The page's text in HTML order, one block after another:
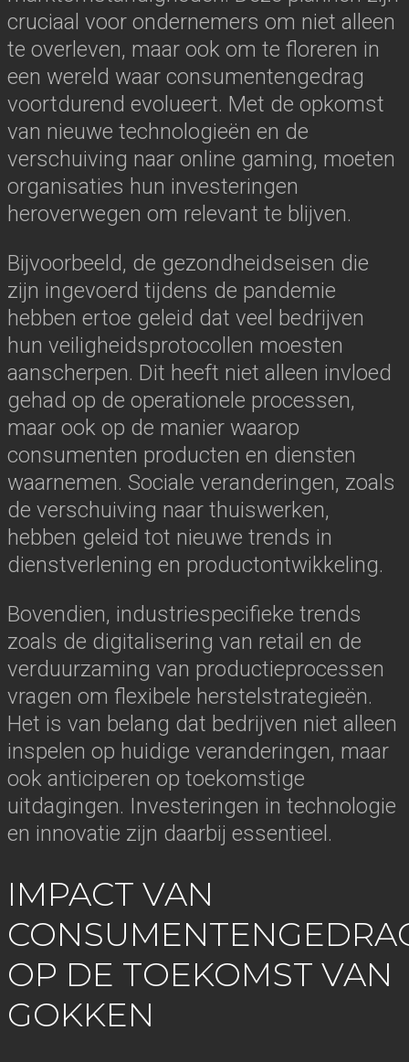
cruciaal voor ondernemers om niet alleen
te overleven, maar ook om te floreren in
een wereld waar consumentengedrag
voortdurend evolueert. Met de opkomst
van nieuwe technologieën en de
verschuiving naar online gaming, moeten
organisaties hun investeringen
heroverwegen om relevant te blijven.
Bijvoorbeeld, de gezondheidseisen die
zijn ingevoerd tijdens de pandemie
hebben ertoe geleid dat veel bedrijven
hun veiligheidsprotocollen moesten
aanscherpen. Dit heeft niet alleen invloed
gehad op de operationele processen,
maar ook op de manier waarop
consumenten producten en diensten
waarnemen. Sociale veranderingen, zoals
de verschuiving naar thuiswerken,
hebben geleid tot nieuwe trends in
dienstverlening en productontwikkeling.
Bovendien, industriespecifieke trends
zoals de digitalisering van retail en de
verduurzaming van productieprocessen
vragen om flexibele herstelstrategieën.
Het is van belang dat bedrijven niet alleen
inspelen op huidige veranderingen, maar
ook anticiperen op toekomstige
uitdagingen. Investeringen in technologie
en innovatie zijn daarbij essentieel.
IMPACT VAN
OP DE TOEKOMST VAN
GOKKEN